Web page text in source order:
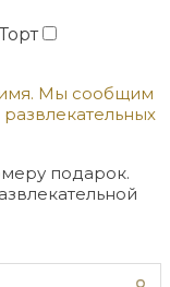
Торт
Мы сообщим
подарок.